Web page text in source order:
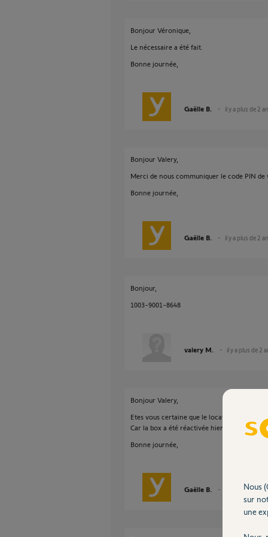
Bonjour Véronique,
Le nécessaire a été fait.
Bonne journée,
Gaëlle B. il y a plus de 2
Bonjour Valery,
Merci de nous communiquer le code PIN de
Bonne journée,
Gaëlle B. il y a plus de 2
Bonjour,
1003-9001-8648
valery M. il y a plus de 2
Bonjour Valery,
Etes vous certaine que le locataire n'a pas
Car la box a été réactivée hier.
Bonne journée,
Gaëlle B. il y a plus de 2
Nous
sur
une